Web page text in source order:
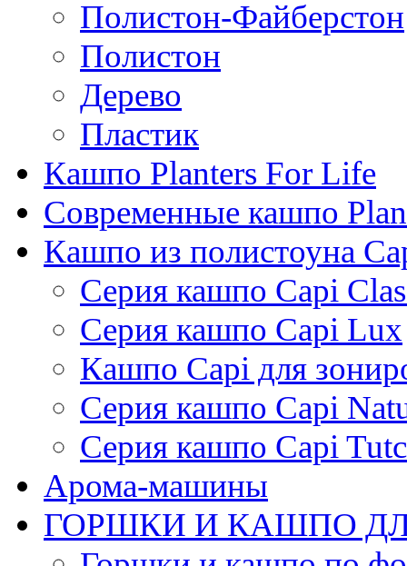
Полистон-Файберстон
Полистон
Дерево
Пластик
Кашпо Planters For Life
Современные кашпо
Кашпо из полистоуна
Серия кашпо Capi
Серия кашпо Capi Lux
Кашпо Capi для
Серия кашпо Capi
Серия кашпо Capi
Арома-машины
ГОРШКИ И КАШПО